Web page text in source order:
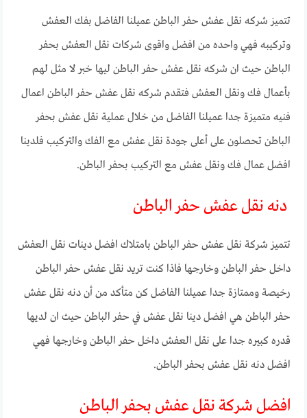
تتميز شركه نقل عفش حفر الباطن عميلنا الفاضل بفك العفش
وتركيبه فهي واحده من افضل واقوى شركات نقل العفش بحفر
الباطن حيث ان شركه نقل عفش حفر الباطن ليها خبر لا مثل لهم
بأعمال فك ونقل العفش فتقدم شركه نقل عفش حفر الباطن اعمال
فنيه متميزة جدا عميلنا الفاضل من خلال عملية نقل عفش بحفر
الباطن تحصلون على أعلى جودة نقل عفش مع الفك والتركيب فلدينا
افضل عمال فك ونقل عفش مع التركيب بحفر الباطن.
دنه نقل عفش حفر الباطن
تتميز شركة نقل عفش حفر الباطن بامتلاك افضل دينات نقل العفش
داخل حفر الباطن وخارجها فاذا كنت تريد نقل عفش حفر الباطن
رخيصة وممتازة جدا عميلنا الفاضل كن متأكد من أن دنه نقل عفش
حفر الباطن هي افضل دينا نقل عفش في حفر الباطن حيث ان لديها
قدره كبيره جدا على نقل العفش داخل حفر الباطن وخارجها فهي
افضل دنه نقل عفش بحفر الباطن.
افضل شركة نقل عفش بحفر الباطن